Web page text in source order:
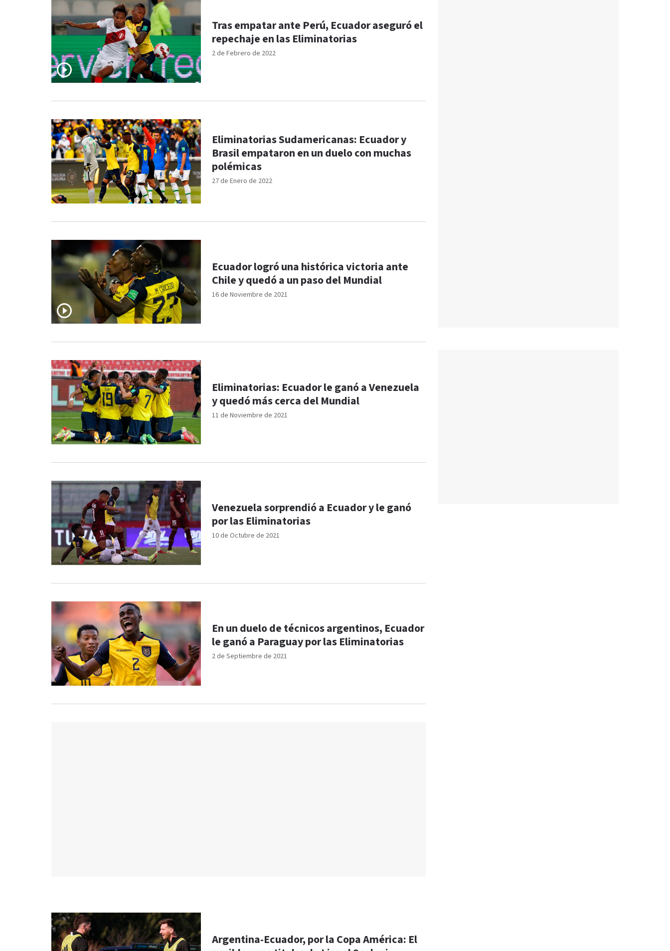
2 de Febrero de 2022
Tras empatar ante Perú, Ecuador aseguró el
repechaje en las Eliminatorias
27 de Enero de 2022
Eliminatorias Sudamericanas: Ecuador y
Brasil empataron en un duelo con muchas
polémicas
16 de Noviembre de 2021
Ecuador logró una histórica victoria ante
Chile y quedó a un paso del Mundial
11 de Noviembre de 2021
Eliminatorias: Ecuador le ganó a Venezuela
y quedó más cerca del Mundial
10 de Octubre de 2021
Venezuela sorprendió a Ecuador y le ganó
por las Eliminatorias
2 de Septiembre de 2021
En un duelo de técnicos argentinos, Ecuador
le ganó a Paraguay por las Eliminatorias
Argentina-Ecuador, por la Copa América: El